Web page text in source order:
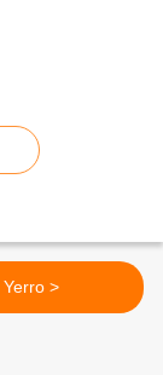
J. Yerro >